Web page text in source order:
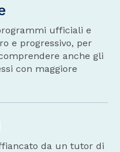
ufficiali e
e progressivo, per
anche gli
con maggiore
da un tutor di